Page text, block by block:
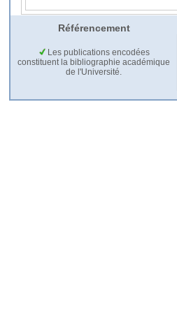
Référencement
Les publications encodées
constituent la bibliographie académique
de l'Université.